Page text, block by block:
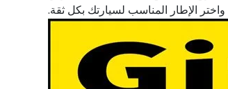
الإطار المناسب لسيارتك بكل ثقة.